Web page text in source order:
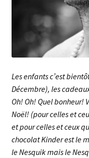
Les enfants c’est
Décembre), les
Oh! Oh! Quel bonheur!
Noël! (pour celles et
et pour celles et ceux
chocolat Kinder est le
le Nesquik mais le